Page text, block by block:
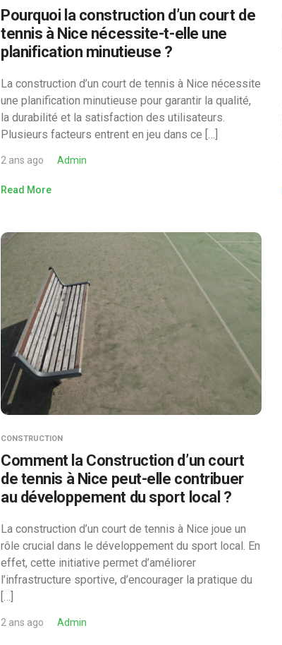
Pourquoi la construction d’un court de
tennis à Nice nécessite-t-elle une
planification minutieuse ?
La construction d’un court de tennis à Nice nécessite
une planification minutieuse pour garantir la qualité,
la durabilité et la satisfaction des utilisateurs.
Plusieurs facteurs entrent en jeu dans ce […]
2 ans ago Admin
Read More
CONSTRUCTION
Comment la Construction d’un court
de tennis à Nice peut-elle contribuer
au développement du sport local ?
La construction d’un court de tennis à Nice joue un
rôle crucial dans le développement du sport local. En
effet, cette initiative permet d’améliorer
l’infrastructure sportive, d’encourager la pratique du
[…]
2 ans ago Admin